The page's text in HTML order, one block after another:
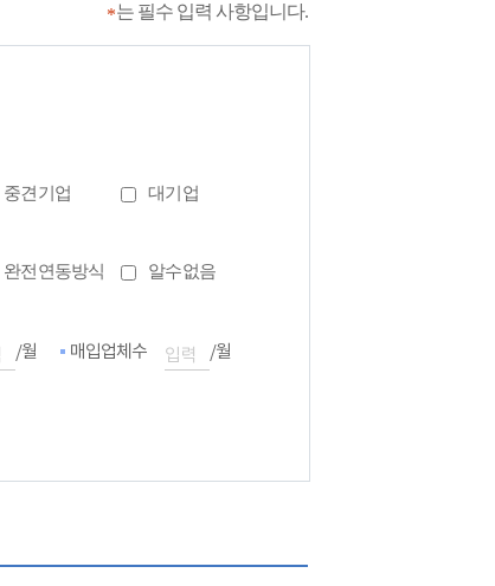
*는 필수 입력 사항입니다.
중견기업 대기업
완전연동방식 알수없음
/월 매입업체수
/월